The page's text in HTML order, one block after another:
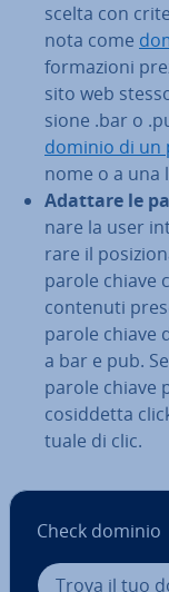
scelta con
nota come
for­ma­zio­ni
sito web
sio­ne .bar o
dominio di un
nome o a una
Adattare le
na­re la user
ra­re il
parole chiave
contenuti
parole chiave
a bar e pub.
parole chiave
co­sid­det­ta
tua­le di clic.
Check dominio